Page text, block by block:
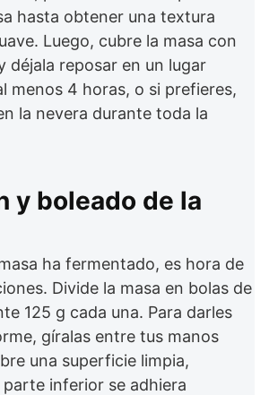
hasta obtener una textura
Luego, cubre la masa con
déjala reposar en un lugar
menos 4 horas, o si prefieres,
la nevera durante toda la
y boleado de la
ha fermentado, es hora de
Divide la masa en bolas de
125 g cada una. Para darles
gíralas entre tus manos
una superficie limpia,
inferior se adhiera